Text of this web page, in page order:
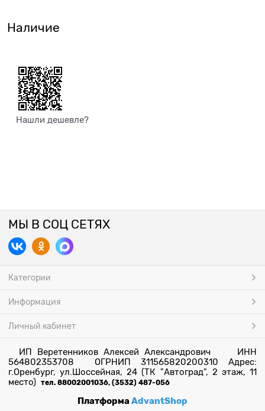
Наличие
Нашли дешевле?
МЫ В СОЦ СЕТЯХ
Категории
Информация
Личный кабинет
ИП Веретенников Алексей Александрович ИНН
564802353708 ОГРНИП 311565820200310 Адрес:
г.Оренбург, ул.Шоссейная, 24 (ТК "Автоград", 2 этаж, 11
место) тел. 88002001036, (3532) 487-056
ПлатформаAdvantShop